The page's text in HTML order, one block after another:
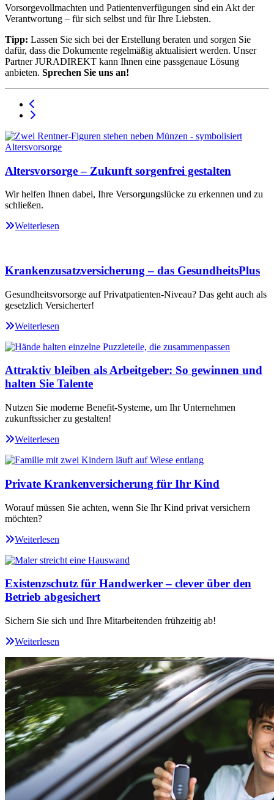
Vorsorgevollmachten und Patientenverfügungen sind ein Akt der
Verantwortung – für sich selbst und für Ihre Liebsten.
Tipp: Lassen Sie sich bei der Erstellung beraten und sorgen Sie
dafür, dass die Dokumente regelmäßig aktualisiert werden. Unser
Partner JURADIREKT kann Ihnen eine passgenaue Lösung
anbieten. Sprechen Sie uns an!
Altersvorsorge – Zukunft sorgenfrei gestalten
Wir helfen Ihnen dabei, Ihre Versorgungslücke zu erkennen und zu
schließen.
Weiterlesen
Krankenzusatzversicherung – das GesundheitsPlus
Gesundheitsvorsorge auf Privatpatienten-Niveau? Das geht auch als
gesetzlich Versicherter!
Weiterlesen
Attraktiv bleiben als Arbeitgeber: So gewinnen und
halten Sie Talente
Nutzen Sie moderne Benefit-Systeme, um Ihr Unternehmen
zukunftssicher zu gestalten!
Weiterlesen
Private Krankenversicherung für Ihr Kind
Worauf müssen Sie achten, wenn Sie Ihr Kind privat versichern
möchten?
Weiterlesen
Existenzschutz für Handwerker – clever über den
Betrieb abgesichert
Sichern Sie sich und Ihre Mitarbeitenden frühzeitig ab!
Weiterlesen